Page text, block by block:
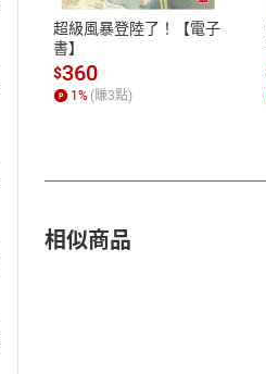
超級風暴登陸了！【電子
書】
$360
1 % (賺3點)
相似商品